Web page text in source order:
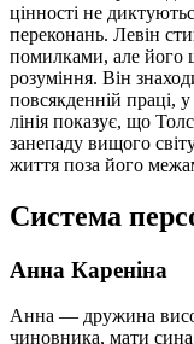
цінності не
переконань. Левін
помилками, але його
розуміння. Він
повсякденній праці,
лінія показує, що
занепаду вищого
життя поза його
Система
Анна Кареніна
Анна — дружина
чиновника, мати сина